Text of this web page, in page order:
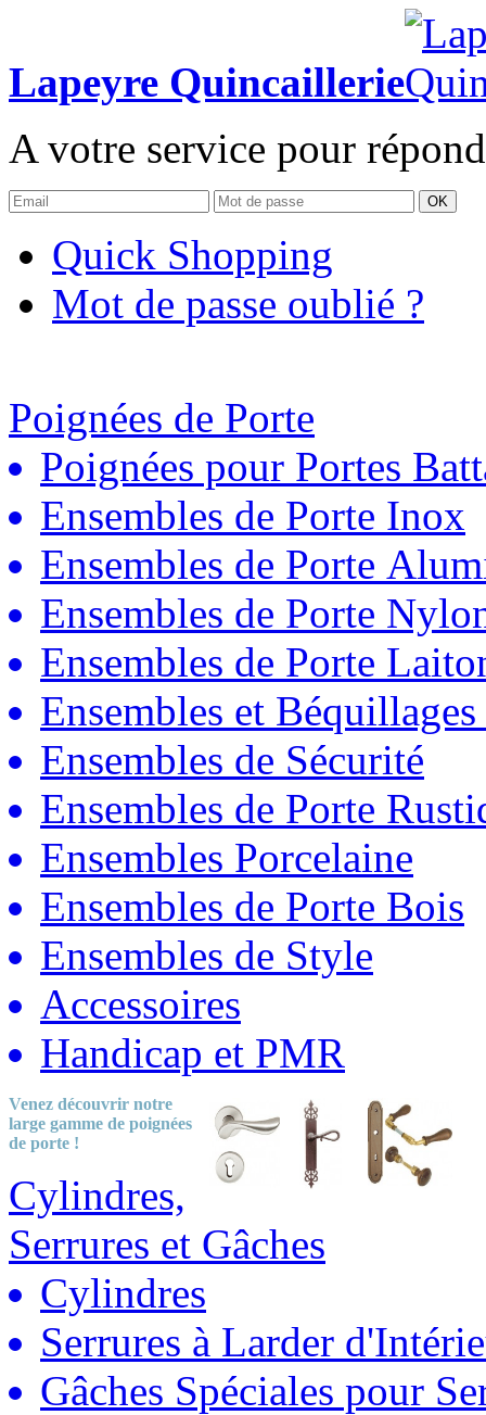
Lapeyre Quincaillerie
A votre service pour
OK
Quick Shopping
Mot de passe oublié ?
Poignées de Porte
Poignées pour Portes
Ensembles de Porte Inox
Ensembles de Porte
Ensembles de Porte
Ensembles de Porte
Ensembles et
Ensembles de Sécurité
Ensembles de Porte
Ensembles Porcelaine
Ensembles de Porte Bois
Ensembles de Style
Accessoires
Handicap et PMR
Venez découvrir notre
large gamme de poignées
de porte !
Cylindres,
Serrures et Gâches
Cylindres
Serrures à Larder
Gâches Spéciales pour